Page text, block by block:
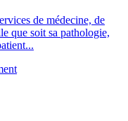
de médecine, de
que soit sa pathologie,